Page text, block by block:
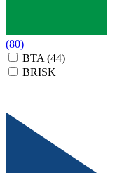
(80)
BTA (44)
BRISK